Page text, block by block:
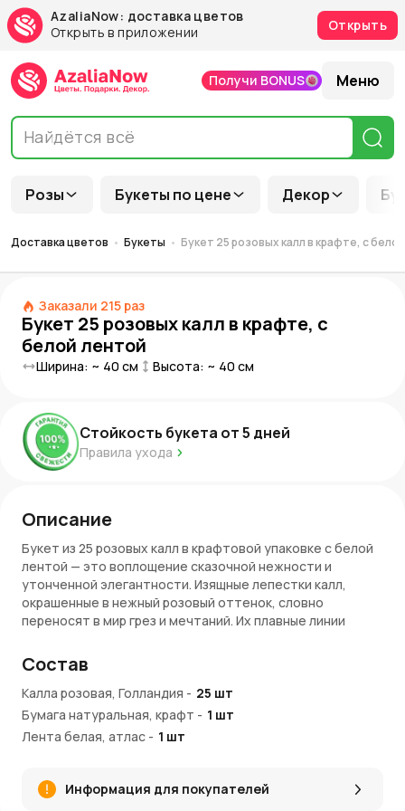
AzaliaNow: доставка цветов
Открыть в приложении
Открыть
Розы Букеты по цене Декор
Получи BONUS Меню
Доставка цветов Букеты Букет 25 розовых калл в крафте, с
Заказали 215 раз
Букет 25 розовых калл в крафте, с
белой лентой
Ширина: ~ 40 см Высота: ~ 40 см
Стойкость букета от5 дней
Правила ухода
Описание
Букет из 25 розовых калл в крафтовой упаковке с белой
лентой — это воплощение сказочной нежности и
утонченной элегантности. Изящные лепестки калл,
окрашенные в нежный розовый оттенок, словно
переносят в мир грез и мечтаний. Их плавные линии
крафт и белая лента подчеркивают природную красоту
букета, делая его изысканным и трогательным подарком.
Преимущества букета
Сказочная палитра:Розовые каллы символизируют
Естественная утонченность:Природная красота
Состав
Калла розовая, Голландия - 25 шт
Бумага натуральная, крафт - 1 шт
Лента белая, атлас - 1 шт
Информация для покупателей